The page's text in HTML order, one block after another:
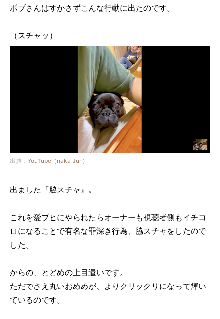
ボブさんはすかさずこんな行動に出たのです。
（スチャッ）
出典： YouTube（naka Jun）
出ました『脇スチャ』。
これを愛ブヒにやられたらオーナーも視聴者側もイチコ
ロになることで有名な罪深き行為、脇スチャをしたので
した。
からの、とどめの上目遣いです。
ただでさえ丸いおめめが、よりクリックリになって輝い
ているのです。